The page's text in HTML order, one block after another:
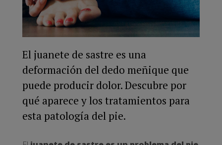
El juanete de sastre es una
deformación del dedo meñique que
puede producir dolor. Descubre por
qué aparece y los tratamientos para
esta patología del pie.